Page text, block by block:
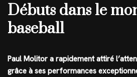
Débuts dans le
baseball
Paul Molitor a rapidement attiré
grâce à ses performances